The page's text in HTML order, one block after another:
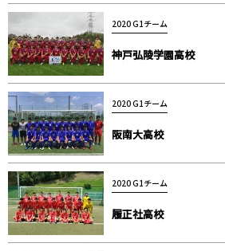
2020 G1チーム
神戸弘陵学園高校
2020 G1チーム
阪南大高校
2020 G1チーム
履正社高校